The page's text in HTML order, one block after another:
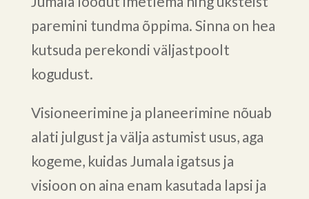
paremini tundma õppima. Sinna on hea
kutsuda perekondi väljastpoolt
kogudust.
Visioneerimine ja planeerimine nõuab
alati julgust ja välja astumist usus, aga
kogeme, kuidas Jumala igatsus ja
visioon on aina enam kasutada lapsi ja